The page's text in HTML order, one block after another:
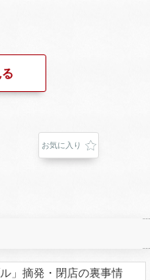
お気に入り
」摘発・閉店の裏事情